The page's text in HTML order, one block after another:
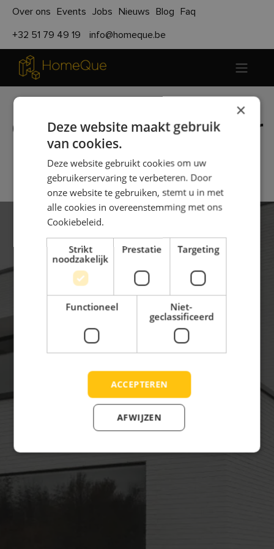
Over ons Events Jobs Nieuws Blog Faq
+32 51 79 49 19 info@homeque.be
Ons bouwconcept voor
architecten
×
Deze website maakt gebruik
van cookies.
Deze website gebruikt cookies om uw
gebruikerservaring te verbeteren. Door
onze website te gebruiken, stemt u in met
alle cookies in overeenstemming met ons
Cookiebeleid.
Strikt
noodzakelijk
Prestatie Targeting
Functioneel
Niet-
geclassificeerd
ACCEPTEREN
AFWIJZEN